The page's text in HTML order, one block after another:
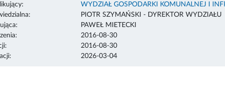
WYDZIAŁ GOSPODARKI KOMUNALNEJ I
PIOTR SZYMAŃSKI - DYREKTOR WYDZIAŁU
PAWEŁ MIETECKI
2016-08-30
2016-08-30
2026-03-04